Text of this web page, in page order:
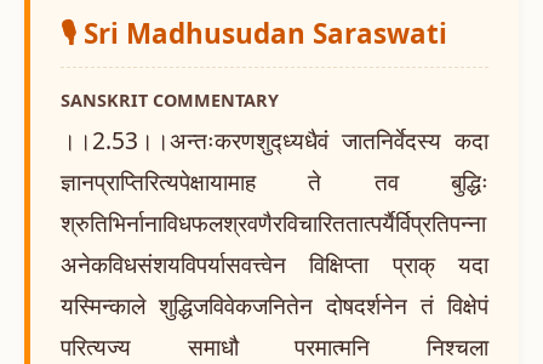
🎙️ Sri Madhusudan Saraswati
SANSKRIT COMMENTARY
।।2.53।।अन्तःकरणशुद्ध्यधैवं जातनिर्वेदस्य कदा
ज्ञानप्राप्तिरित्यपेक्षायामाह ते तव बुद्धिः
श्रुतिभिर्नानाविधफलश्रवणैरविचारिततात्पर्यैर्विप्रतिपन्ना
अनेकविधसंशयविपर्यासवत्त्वेन विक्षिप्ता प्राक् यदा
यस्मिन्काले शुद्धिजविवेकजनितेन दोषदर्शनेन तं विक्षेपं
परित्यज्य समाधौ परमात्मनि निश्चला